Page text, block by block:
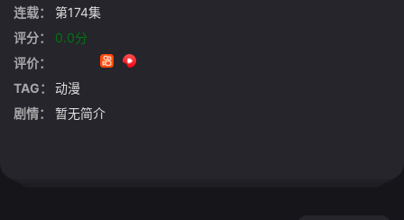
连载：
第174集
评分：
0.0分
评价：
TAG：
动漫
剧情：
暂无简介